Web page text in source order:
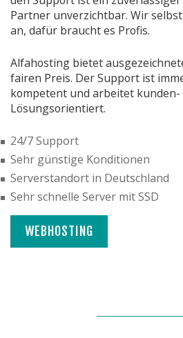
Partner unverzichtbar. Wir
an, dafür braucht es Profis.
Alfahosting bietet
fairen Preis. Der Support ist
kompetent und arbeitet kunden-
Lösungsorientiert.
24/7 Support
Sehr günstige Konditionen
Serverstandort in Deutschland
Sehr schnelle Server mit SSD
WEBHOSTING